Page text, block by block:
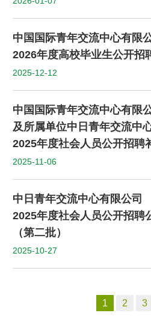
中国国际青年交流中心有限
2026年度高校毕业生公开招
2025-12-12
中国国际青年交流中心有限
及所属单位中日青年交流中
2025年度社会人员公开招聘
2025-11-06
中日青年交流中心有限公司
2025年度社会人员公开招聘
（第二批）
2025-10-27
1 2 3